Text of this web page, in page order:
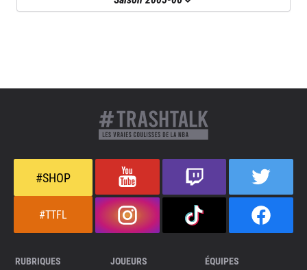
#SHOP
#TTFL
RUBRIQUES
JOUEURS ÉQUIPES